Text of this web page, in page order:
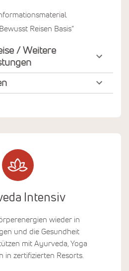
Intensiv
wieder in
und die Gesundheit
mit Ayurveda, Yoga
in zertifizierten Resorts.
Reisen Basis“
/ Weitere